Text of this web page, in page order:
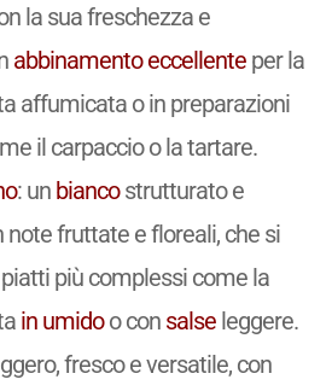
la sua freschezza e
abbinamento eccellenteper la
affumicata o in preparazioni
il carpaccio o la tartare.
: un biancostrutturato e
note fruttate e floreali, che si
più complessi come la
in umidoo con salseleggere.
fresco e versatile, con